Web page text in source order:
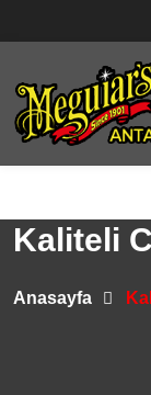
Kaliteli
Anasayfa